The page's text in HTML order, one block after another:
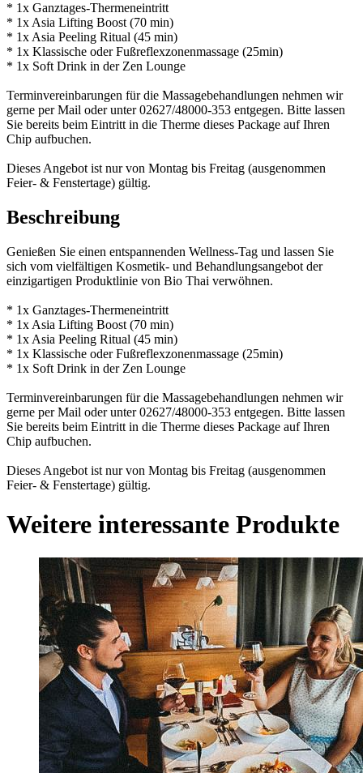
* 1x Ganztages-Thermeneintritt
* 1x Asia Lifting Boost (70 min)
* 1x Asia Peeling Ritual (45 min)
* 1x Klassische oder Fußreflexzonenmassage (25min)
* 1x Soft Drink in der Zen Lounge
Terminvereinbarungen für die Massagebehandlungen nehmen wir
gerne per Mail oder unter 02627/48000-353 entgegen. Bitte lassen
Sie bereits beim Eintritt in die Therme dieses Package auf Ihren
Chip aufbuchen.
Dieses Angebot ist nur von Montag bis Freitag (ausgenommen
Feier- & Fenstertage) gültig.
Beschreibung
Genießen Sie einen entspannenden Wellness-Tag und lassen Sie
sich vom vielfältigen Kosmetik- und Behandlungsangebot der
einzigartigen Produktlinie von Bio Thai verwöhnen.
* 1x Ganztages-Thermeneintritt
* 1x Asia Lifting Boost (70 min)
* 1x Asia Peeling Ritual (45 min)
* 1x Klassische oder Fußreflexzonenmassage (25min)
* 1x Soft Drink in der Zen Lounge
Terminvereinbarungen für die Massagebehandlungen nehmen wir
gerne per Mail oder unter 02627/48000-353 entgegen. Bitte lassen
Sie bereits beim Eintritt in die Therme dieses Package auf Ihren
Chip aufbuchen.
Dieses Angebot ist nur von Montag bis Freitag (ausgenommen
Feier- & Fenstertage) gültig.
Weitere interessante Produkte